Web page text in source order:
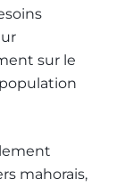
sur le
mahorais,